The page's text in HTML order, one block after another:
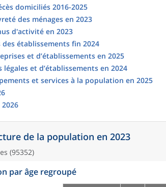
domiciliés 2016-2025
des ménages en 2023
d'activité en 2023
établissements fin 2024
et d’établissements en 2025
légales et d’établissements en 2024
et services à la population en 2025
de la population en 2023
(95352)
par âge regroupé